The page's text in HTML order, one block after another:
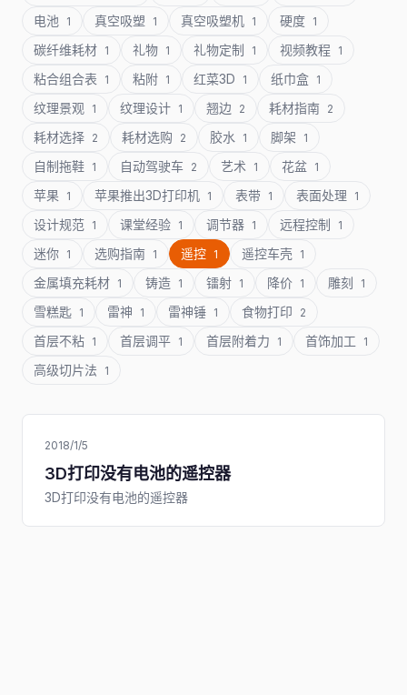
电池 1 真空吸塑 1 真空吸塑机 1 硬度 1
碳纤维耗材 1 礼物 1 礼物定制 1 视频教程 1
粘合组合表 1 粘附 1 红菜3D 1 纸巾盒 1
纹理景观 1 纹理设计 1 翘边 2 耗材指南 2
耗材选择 2 耗材选购 2 胶水 1 脚架 1
自制拖鞋 1 自动驾驶车 2 艺术 1 花盆 1
苹果 1 苹果推出3D打印机 1 表带 1 表面处理 1
设计规范 1 课堂经验 1 调节器 1 远程控制 1
迷你 1 选购指南 1 遥控 1 遥控车壳 1
金属填充耗材 1 铸造 1 镭射 1 降价 1 雕刻 1
雪糕匙 1 雷神 1 雷神锤 1 食物打印 2
首层不粘 1 首层调平 1 首层附着力 1 首饰加工 1
高级切片法 1
2018/1/5
3D打印没有电池的遥控器
3D打印没有电池的遥控器